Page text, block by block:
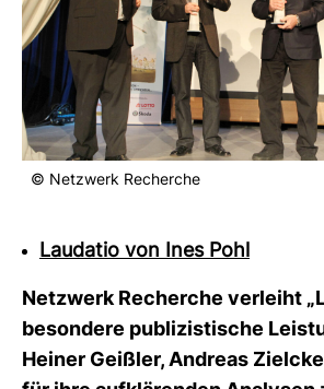
© Netz­werk Recherche
Laudatio von Ines Pohl
Netz­werk Recherche ver­leiht
beson­dere publi­zis­ti­sche
Heiner Geißler, Andreas